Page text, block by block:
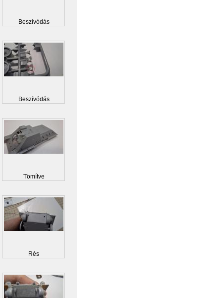
Beszívódás
Beszívódás
Tömítve
Rés